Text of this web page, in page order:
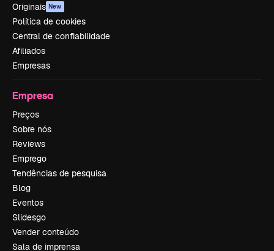
Originais New
Política de cookies
Central de confiabilidade
Afiliados
Empresas
Empresa
Preços
Sobre nós
Reviews
Emprego
Tendências de pesquisa
Blog
Eventos
Slidesgo
Vender conteúdo
Sala de imprensa